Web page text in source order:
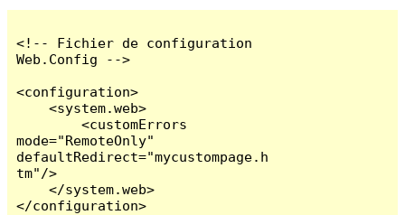
<!-- Fichier de configuration
Web.Config -->
<configuration>
    <system.web>
        <customErrors
mode="RemoteOnly"
defaultRedirect="mycustompage.h
tm"/>
    </system.web>
</configuration>